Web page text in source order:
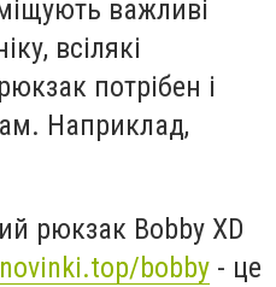
важливі
всілякі
потрібен і
Наприклад,
рюкзак Bobby XD
bobby - це